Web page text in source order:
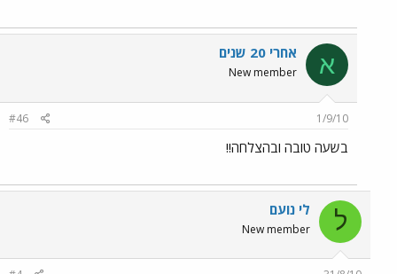
א אחרי 20 שנים
New member
1/9/10
#46
בשעה טובה ובהצלחה!!
ל לי נועם
New member